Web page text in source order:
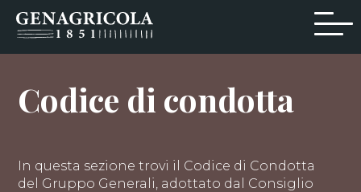
Codice di condotta
In questa sezione trovi il Codice di Condotta
del Gruppo Generali, adottato dal Consiglio